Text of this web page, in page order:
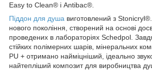
Easy to Clean® і Antibac®.
Піддон для душа виготовлений з
нового покоління, створений на основі
проведених в лабораторіях Schedpol.
стійких полімерних шарів, мінеральних
PU + отримано найміцніший, ідеально
найтепліший композит для виробництва